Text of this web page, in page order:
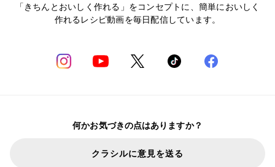
「きちんとおいしく作れる」をコンセプトに、簡単においしく
作れるレシピ動画を毎日配信しています。
何かお気づきの点はありますか？
クラシルに意見を送る